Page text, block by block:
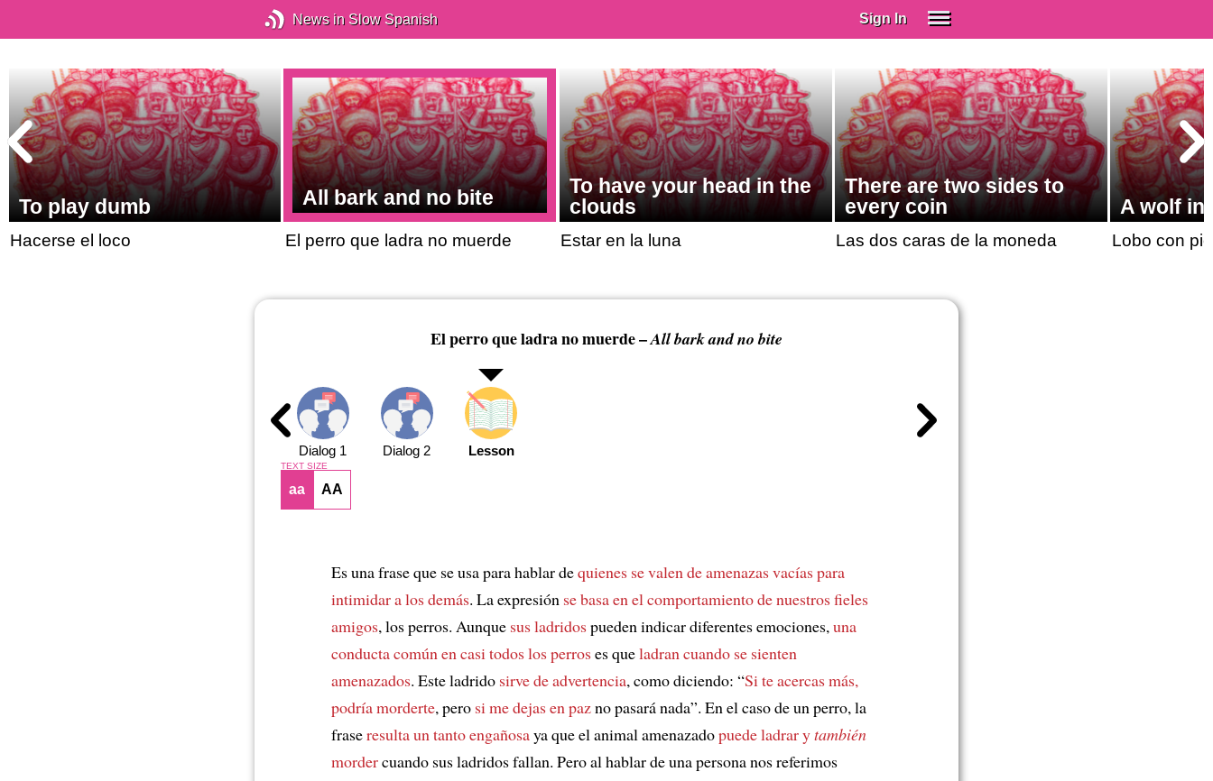
News in Slow Spanish Sign In
Spanish (Spain)
Spanish (Latino)
SUBSCRIBE
EDUCATIONAL LICENSES
GIFT CARDS
OTHER LANGUAGES
To play dumb
Hacerse el loco
All bark and no bite
El perro que ladra no muerde
To have your head in the
clouds
Estar en la luna
There are two sides to
every coin
Las dos caras de la moneda
A wolf in
Lobo con
El perro que ladra no muerde –All bark and no bite
Dialog 1 Dialog 2 Lesson
TEXT SIZE
aa AA
Es una frase que se usa para hablar dequienes se valen de amenazas vacías para
intimidar a los demás. La expresión se basa en el comportamiento de nuestros fieles
amigos, los perros. Aunque sus ladridospueden indicar diferentes emociones, una
conducta común en casi todos los perroses queladran cuando se sienten
amenazados. Este ladrido sirve de advertencia, como diciendo: “Si te acercas más,
podría morderte, pero si me dejas en pazno pasará nada”. En el caso de un perro, la
fraseresulta un tanto engañosaya que el animal amenazadopuede ladrar ytambién
mordercuando sus ladridos fallan. Pero al hablar de una persona nos referimos